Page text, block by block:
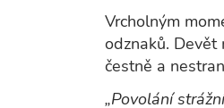
Vrcholným
odznaků. Devět
čestně a
„Povolání